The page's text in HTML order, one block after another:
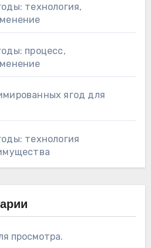
технология,
процесс,
ягод для
технология
просмотра.